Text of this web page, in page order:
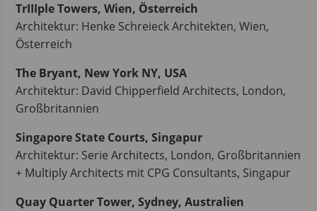
TrIIIple Towers, Wien, Österreich
Architektur: Henke Schreieck Architekten, Wien,
Österreich
The Bryant, New York NY, USA
Architektur: David Chipperfield Architects, London,
Großbritannien
Singapore State Courts, Singapur
Architektur: Serie Architects, London, Großbritannien
+ Multiply Architects mit CPG Consultants, Singapur
Quay Quarter Tower, Sydney, Australien